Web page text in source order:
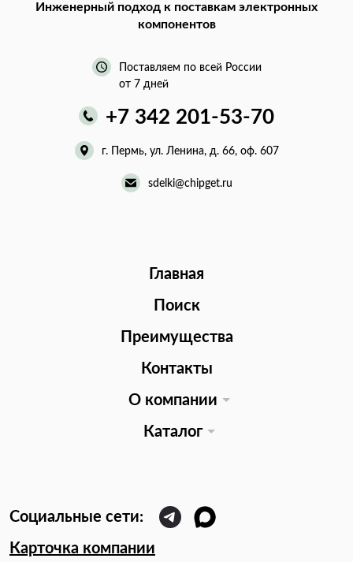
Инженерный подход к поставкам электронных
компонентов
Поставляем по всей России
от 7 дней
+7 342 201-53-70
г. Пермь, ул. Ленина, д. 66, оф. 607
sdelki@chipget.ru
Главная
Поиск
Преимущества
Контакты
О компании
Каталог
Карточка компании